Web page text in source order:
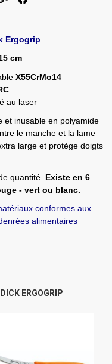
Ergogrip
cm
X55CrMo14
au laser
et inusable en polyamide
le manche et la lame
large et protège doigts
quantité. Existe en 6
- vert ou blanc.
conformes aux
alimentaires
ERGOGRIP